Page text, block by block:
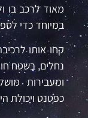
מאוד לרכב בו
במיוחד כדי
קחו אותו
נחלים, בשטח
ומעבירות
כפטנט ויכולת